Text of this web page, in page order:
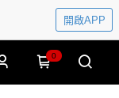
開啟APP
0